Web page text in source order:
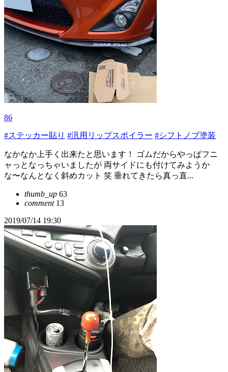
86
#ステッカー貼り #汎用リップスポイラー #シフトノブ塗装
なかなか上手く出来たと思います！ ゴムだからやっぱフニ
ャっとなっちゃいましたが 両サイドにも付けてみようか
な〜なんとなく斜めカット 笑 垂れてきたら真っ直...
thumb_up 63
comment13
2019/07/14 19:30